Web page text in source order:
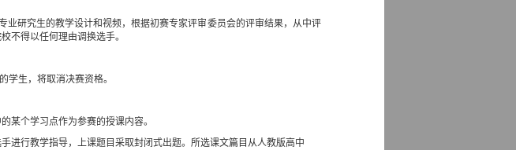
业研究生的教学设计和视频，根据初赛专家评审委员会的评审结果，从中评
不得以任何理由调换选手。
学生，将取消决赛资格。
某个学习点作为参赛的授课内容。
进行教学指导，上课题目采取封闭式出题。所选课文篇目从人教版高中